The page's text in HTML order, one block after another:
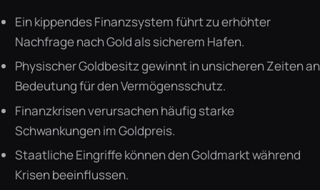
Ein kippendes Finanzsystem führt zu erhöhter
Nachfrage nach Gold als sicherem Hafen.
Physischer Goldbesitz gewinnt in unsicheren Zeiten an
Bedeutung für den Vermögensschutz.
Finanzkrisen verursachen häufig starke
Schwankungen im Goldpreis.
Staatliche Eingriffe können den Goldmarkt während
Krisen beeinflussen.